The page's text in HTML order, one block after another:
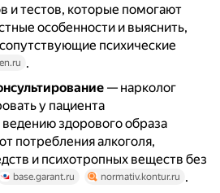
и тестов, которые помогают
особенности и выяснить,
психические
.
— нарколог
у пациента
здорового образа
потребления алкоголя,
и психотропных веществ без
base.garant.ru normativ.kontur.ru .